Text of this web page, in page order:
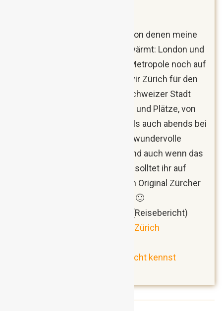
Es gibt zwei Städte in Europa, von denen meine
Freundin ununterbrochen schwärmt: London und
Zürich. Während die britische Metropole noch auf
unserer Liste wartet, wählten wir Zürich für den
Sommer aus. Die charmante Schweizer Stadt
bietet wirklich eine Menge Orte und Plätze, von
denen sich sowohl untertags als auch abends bei
stimmungsvoller Beleuchtung wundervolle
Ansichten einfangen lassen. Und auch wenn das
Leben nicht das günstigste ist, solltet ihr auf
jeden Fall zumindest einmal ein Original Zürcher
Geschnetzeltes vor Ort essen! 🙂
(Reisebericht)
Die 10 schönsten Fotospots in Zürich
Zürich: 10 Dinge, die du noch nicht kennst